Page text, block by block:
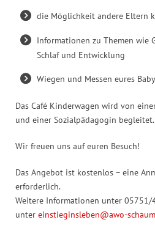
die Möglichkeit andere Eltern
Informationen zu Themen wie
Schlaf und Entwicklung
Wiegen und Messen eures
Das Café Kinderwagen wird von
und einer Sozialpädagogin begleitet.
Wir freuen uns auf euren Besuch!
Das Angebot ist kostenlos – eine
erforderlich.
Weitere Informationen unter 05751/
unter einstieginsleben@awo-